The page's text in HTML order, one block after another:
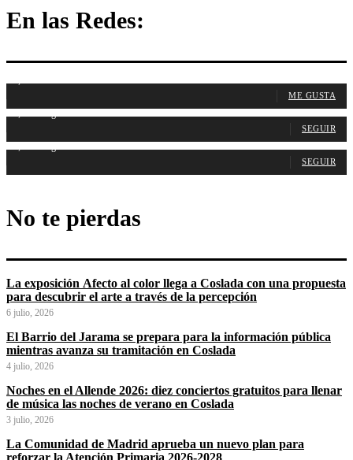
En las Redes:
ME GUSTA
SEGUIR
SEGUIR
No te pierdas
La exposición Afecto al color llega a Coslada con una propuesta
para descubrir el arte a través de la percepción
6 julio, 2026
El Barrio del Jarama se prepara para la información pública
mientras avanza su tramitación en Coslada
4 julio, 2026
Noches en el Allende 2026: diez conciertos gratuitos para llenar
de música las noches de verano en Coslada
3 julio, 2026
La Comunidad de Madrid aprueba un nuevo plan para